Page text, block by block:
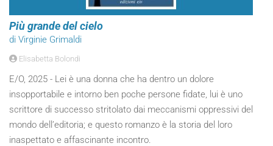
Più grande del cielo
di Virginie Grimaldi
Elisabetta Bolondi
E/O, 2025 - Lei è una donna che ha dentro un dolore
insopportabile e intorno ben poche persone fidate, lui è uno
scrittore di successo stritolato dai meccanismi oppressivi del
mondo dell’editoria; e questo romanzo è la storia del loro
inaspettato e affascinante incontro.